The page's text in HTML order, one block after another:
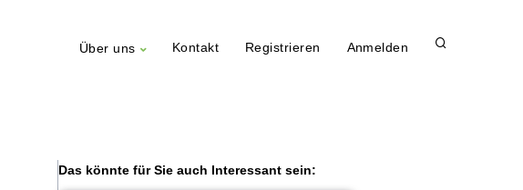
Über uns Kontakt Registrieren Anmelden
Das könnte für Sie auch Interessant sein: